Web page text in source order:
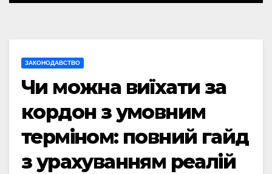
ЗАКОНОДАВСТВО
Чи можна виїхати за
кордон з умовним
терміном: повний гайд
з урахуванням реалій